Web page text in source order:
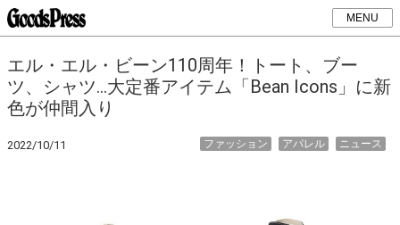
MENU
エル・エル・ビーン110周年！トート、ブー
ツ、シャツ…大定番アイテム「Bean Icons」に新
色が仲間入り
2022/10/11 ニュース
アパレル
ファッション